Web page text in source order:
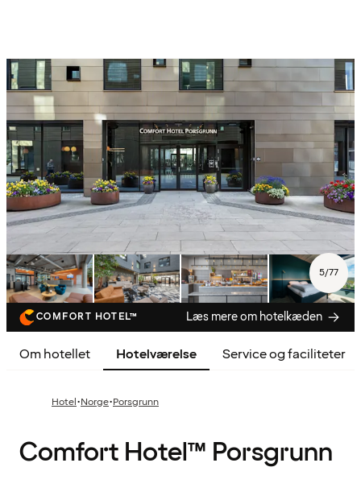
5/77
COMFORT HOTEL™ Læs mere om hotelkæden
Om hotellet Hotelværelse Service og faciliteter
Hotel·Norge·Porsgrunn
Comfort Hotel™ Porsgrunn